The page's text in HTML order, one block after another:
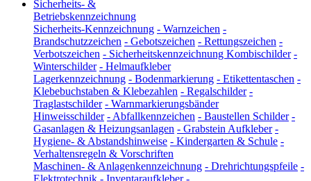
Sicherheits- &
Betriebskennzeichnung
Sicherheits-Kennzeichnung - Warnzeichen -
Brandschutzzeichen - Gebotszeichen - Rettungszeichen -
Verbotszeichen - Sicherheitskennzeichnung Kombischilder -
Winterschilder - Helmaufkleber
Lagerkennzeichnung - Bodenmarkierung - Etikettentaschen -
Klebebuchstaben & Klebezahlen - Regalschilder -
Traglastschilder - Warnmarkierungsbänder
Hinweisschilder - Abfallkennzeichen - Baustellen Schilder -
Gasanlagen & Heizungsanlagen - Grabstein Aufkleber -
Hygiene- & Abstandshinweise - Kindergarten & Schule -
Verhaltensregeln & Vorschriften
Maschinen- & Anlagenkennzeichnung - Drehrichtungspfeile -
Elektrotechnik - Inventaraufkleber -